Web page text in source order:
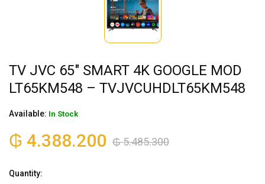
TV JVC 65″ SMART 4K GOOGLE MOD
LT65KM548 – TVJVCUHDLT65KM548
Available: In Stock
₲5.485.300
₲ 4.388.200
Quantity: